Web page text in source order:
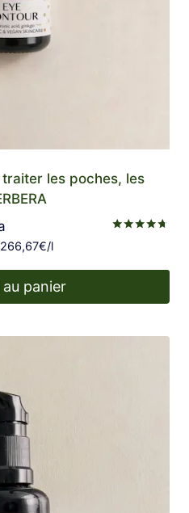
les poches, les
l
panier